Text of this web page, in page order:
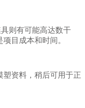
则有可能高达数干
目成本和时间。
塑资料，稍后可用于正